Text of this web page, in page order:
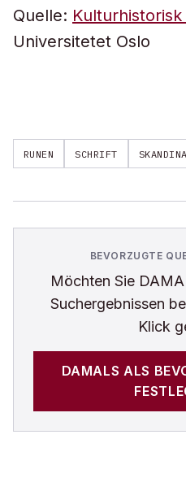
Quelle:
Universitetet Oslo
RUNEN SCHRIFT
BEVORZUGTE
Möchten Sie
Suchergebnissen
Klick
DAMALS ALS